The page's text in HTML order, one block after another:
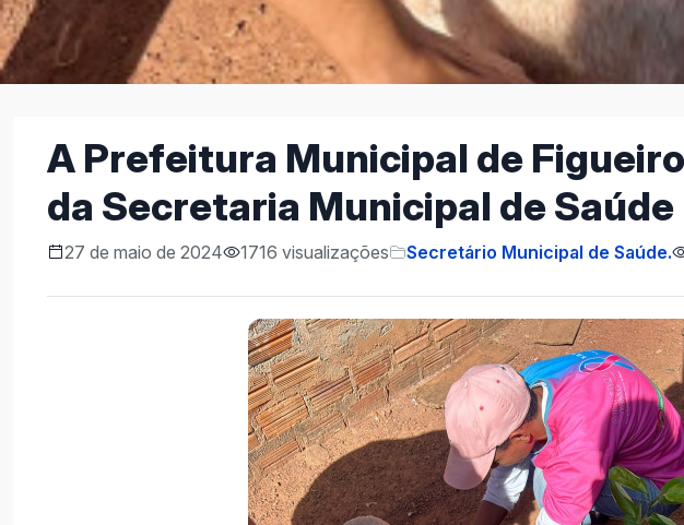
A Prefeitura Municipal de
da Secretaria Municipal de Saúde
27 de maio de 2024 1716 visualizações Secretário Municipal de Saúde.